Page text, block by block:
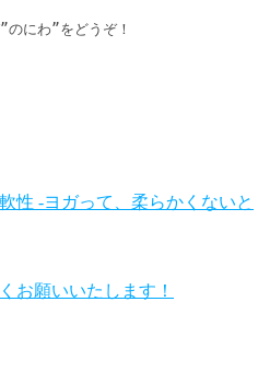
のにわ”をどうぞ！
性 -ヨガって、柔らかくないと
お願いいたします！